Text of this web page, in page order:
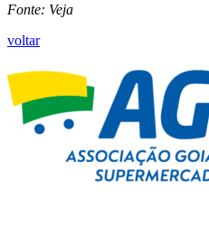
Fonte: Veja
voltar